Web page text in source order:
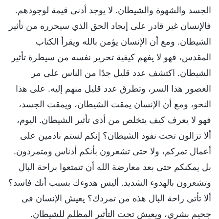
الجسد والشهوة والشيطان. لا يوجد أدنى قيمة لوجودهم.
فالإنسان غير قادر على إيجاد الحق الذي سيحرره من تأثير
الشيطان. ومع أن الإنسان يؤمن بالله ويقرأ الكتاب
المقدس، فهو لا يفهم كيفية تحرير نفسه من سيطرة تأثير
الشيطان. اكتشف عدد قليل جدًا من الناس على مر
العصور هذا السر، وتطرق عدد قليل منهم إليه. على هذا
النحو، ومع أن الإنسان يمقت الشيطان، ويمقت الجسد،
فهو لا يعرف كيف يتخلص من أذى تأثير الشيطان. اليوم،
ألا تزالون تحت نفوذ الشيطان؟ إنكم لستم نادمين على
أعمال تمركم، ولا حتى تشعرون بأنكم أدناس ومتمردون.
بل يمكنكم حتى بعد معارضة الله أن تتمتعوا براحة البال
وتشعرون بالهدوء الشديد. أليس هدوءك بسبب أنك فاسد؟
ألا تأتي راحة البال هذه من تمردك؟ يعيش الإنسان في
جحيم بشري، ويعيش تحت التأثير المظلم للشيطان.